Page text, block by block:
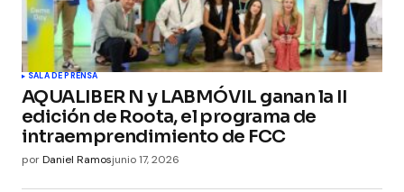
SALA DE PRENSA
AQUALIBER N y LABMÓVIL ganan la II
edición de Roota, el programa de
intraemprendimiento de FCC
porDaniel Ramosjunio 17, 2026